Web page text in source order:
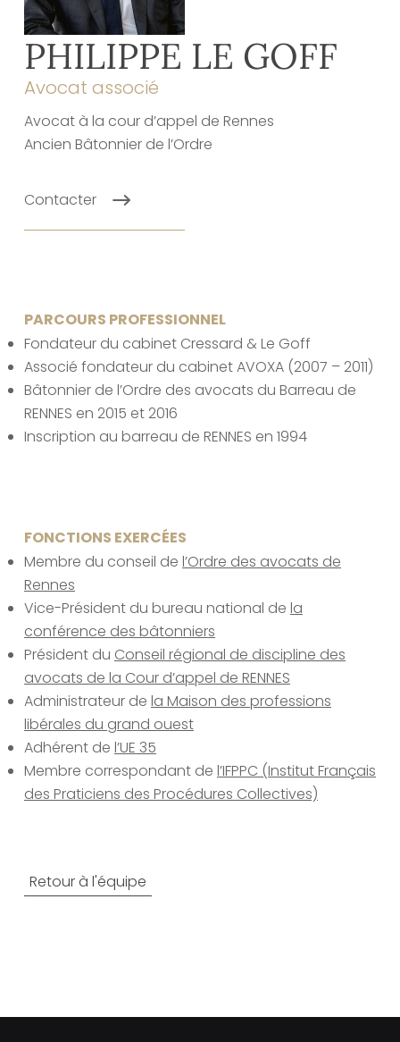
PHILIPPE LE GOFF
Avocat associé
Avocat à la cour d’appel de Rennes
Ancien Bâtonnier de l’Ordre
Contacter
PARCOURS PROFESSIONNEL
Fondateur du cabinet Cressard & Le Goff
Associé fondateur du cabinet AVOXA (2007 – 2011)
Bâtonnier de l’Ordre des avocats du Barreau de
RENNES en 2015 et 2016
Inscription au barreau de RENNES en 1994
FONCTIONS EXERCÉES
Membre du conseil de l’Ordre des avocats de
Rennes
Vice-Président du bureau national de la
conférence des bâtonniers
Président du Conseil régional de discipline des
avocats de la Cour d’appel de RENNES
Administrateur de la Maison des professions
libérales du grand ouest
Adhérent de l’UE 35
Membre correspondant de l’IFPPC (Institut Français
des Praticiens des Procédures Collectives)
Retour à l'équipe